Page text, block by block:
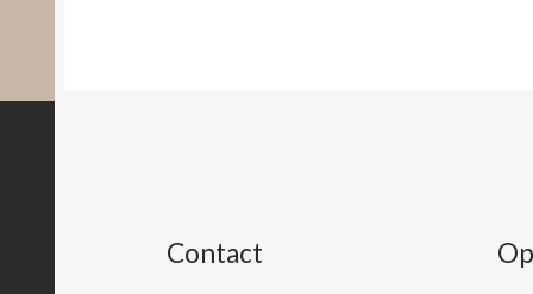
Contact